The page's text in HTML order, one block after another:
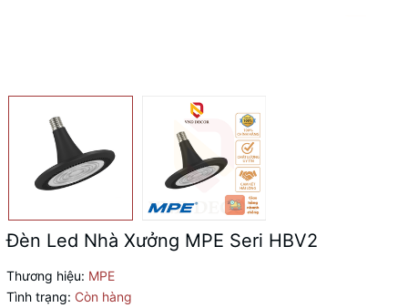
Đèn Led Nhà Xưởng MPE Seri HBV2
Thương hiệu: MPE
Tình trạng: Còn hàng